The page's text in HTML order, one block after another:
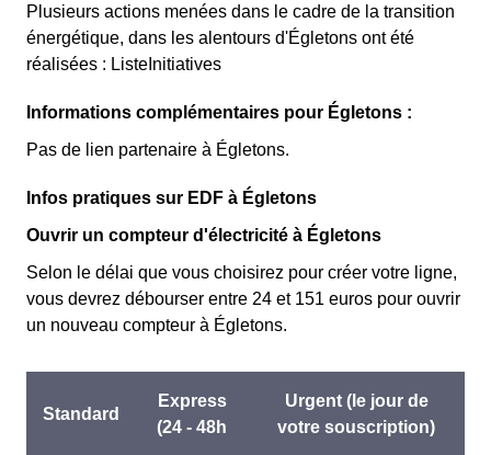
Plusieurs actions menées dans le cadre de la transition
énergétique, dans les alentours d'Égletons ont été
réalisées : ListeInitiatives
Informations complémentaires pour Égletons :
Pas de lien partenaire à Égletons.
Infos pratiques sur EDF à Égletons
Ouvrir un compteur d'électricité à Égletons
Selon le délai que vous choisirez pour créer votre ligne,
vous devrez débourser entre 24 et 151 euros pour ouvrir
un nouveau compteur à Égletons.